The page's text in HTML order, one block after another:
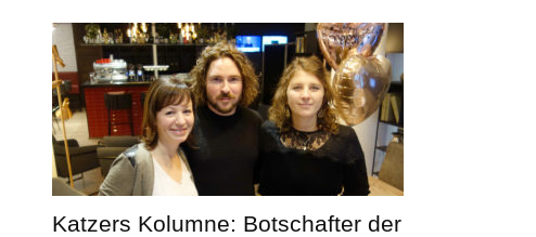
Katzers Kolumne: Botschafter der